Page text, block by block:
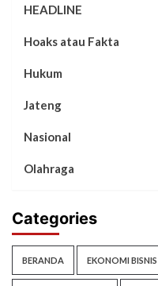
HEADLINE
Hoaks atau Fakta
Hukum
Jateng
Nasional
Olahraga
Categories
BERANDA EKONOMI BISNIS